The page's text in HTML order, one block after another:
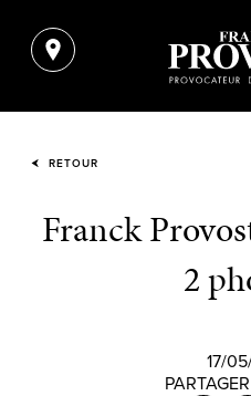
RETOUR
Franck
2
17/